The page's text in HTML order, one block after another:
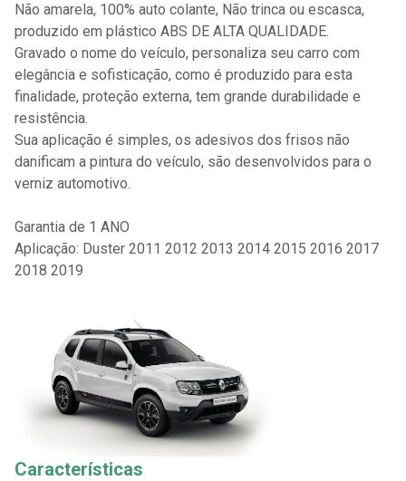
Não amarela, 100% auto colante, Não trinca ou escasca,
produzido em plástico ABS DE ALTA QUALIDADE.
Gravado o nome do veículo, personaliza seu carro com
elegância e sofisticação, como é produzido para esta
finalidade, proteção externa, tem grande durabilidade e
resistência.
Sua aplicação é simples, os adesivos dos frisos não
danificam a pintura do veículo, são desenvolvidos para o
verniz automotivo.
Garantia de 1 ANO
Aplicação: Duster 2011 2012 2013 2014 2015 2016 2017
2018 2019
Características